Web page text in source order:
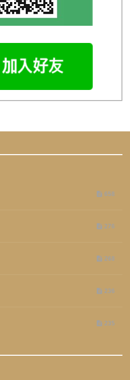
658
276
268
236
235